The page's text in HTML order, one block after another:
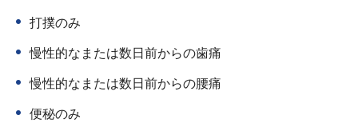
打撲のみ
慢性的なまたは数日前からの歯痛
慢性的なまたは数日前からの腰痛
便秘のみ